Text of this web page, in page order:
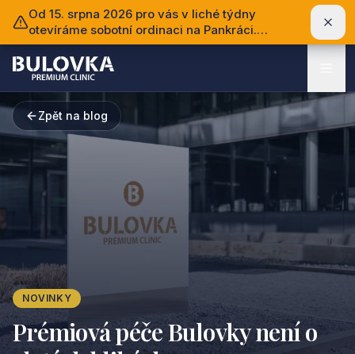
Od 15. srpna 2026 pro vás v liché týdny
otevíráme sobotní ordinaci na Pankráci.
Ordinovat bude MDDr. Nikola Štěpánová.
Zpět na blog
NOVINKY
Prémiová péče Bulovky není o